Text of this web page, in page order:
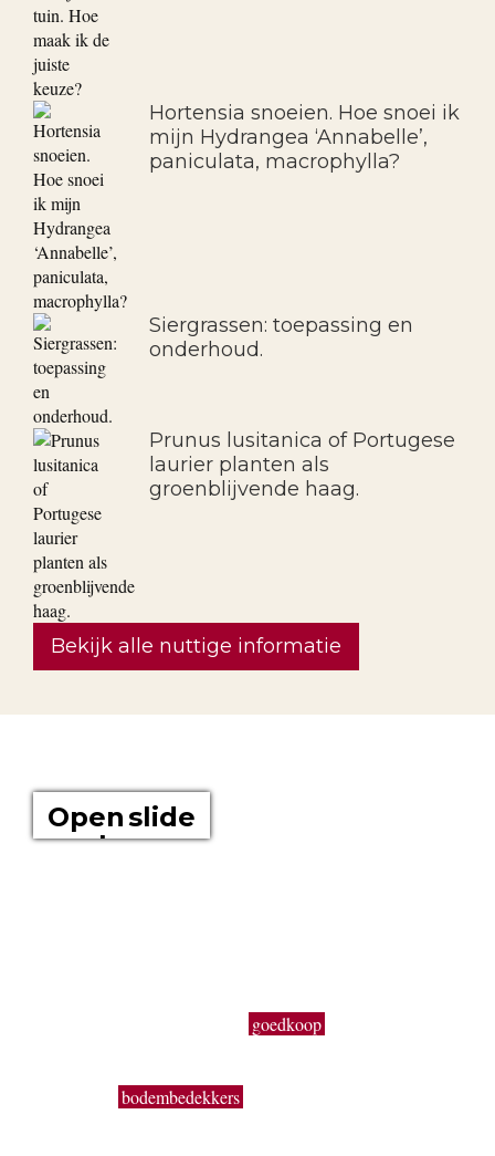
Hortensia snoeien. Hoe snoei ik
mijn Hydrangea ‘Annabelle’,
paniculata, macrophylla?
Siergrassen: toepassing en
onderhoud.
Prunus lusitanica of Portugese
laurier planten als
groenblijvende haag.
Bekijk alle nuttige informatie
Open slide
show
goedkoop
bodembedekkers